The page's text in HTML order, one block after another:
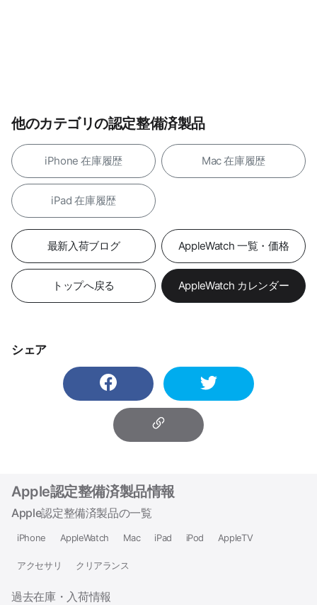
他のカテゴリの認定整備済製品
iPhone 在庫履歴 Mac 在庫履歴
iPad 在庫履歴
最新入荷ブログ AppleWatch 一覧・価格
トップへ戻る AppleWatch カレンダー
シェア
Apple認定整備済製品情報
Apple認定整備済製品の一覧
iPhone AppleWatch Mac iPad iPod AppleTV
アクセサリ クリアランス
過去在庫・入荷情報